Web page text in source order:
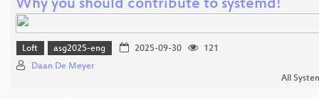
Why you should contribute to systemd!
Loft asg2025-eng 2025-09-30
121
Daan De Meyer
All